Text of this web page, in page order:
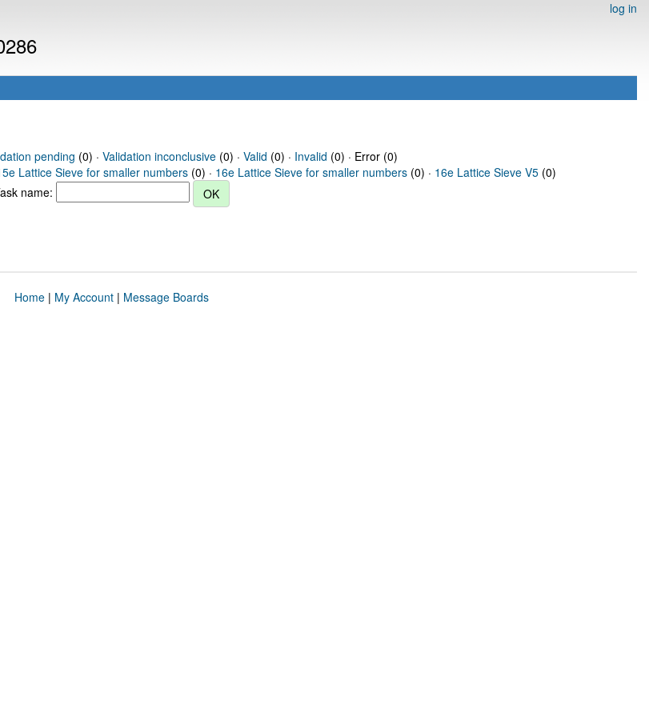
log in
pending (0) · Validation inconclusive(0) · Valid (0) · Invalid (0) · Error (0)
Lattice Sieve for smaller numbers (0) · 16e Lattice Sieve for smaller numbers (0) · 16e Lattice Sieve V5 (0)
name:
Home| My Account| Message Boards